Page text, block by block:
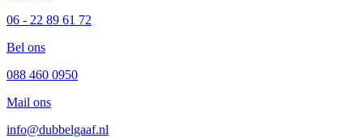
06 - 22 89 61 72
Bel ons
088 460 0950
Mail ons
info@dubbelgaaf.nl